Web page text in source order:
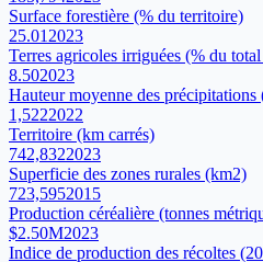
Surface forestière (% du territoire)
25.01 2023
Terres agricoles irriguées (% du
8.502023
Hauteur moyenne des précipitations
1,5222022
Territoire (km carrés)
742,8322023
Superficie des zones rurales (km2)
723,5952015
Production céréalière (tonnes
$2.50M2023
Indice de production des récoltes